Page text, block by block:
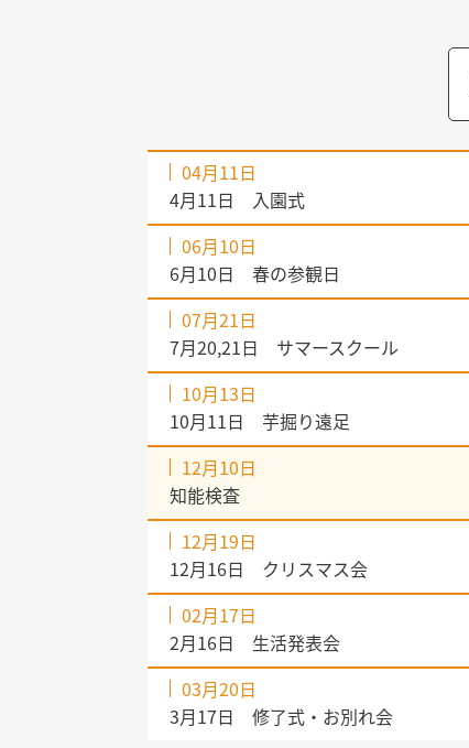
04月11日
4月11日 入園式
06月10日
6月10日 春の参観日
07月21日
7月20,21日 サマースクール
10月13日
10月11日 芋掘り遠足
12月10日
知能検査
12月19日
12月16日 クリスマス会
02月17日
2月16日 生活発表会
03月20日
3月17日 修了式・お別れ会